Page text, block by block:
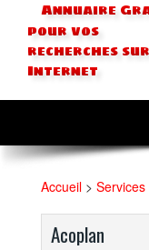
Annuaire
pour vos
recherches sur
Internet
Accueil >
Acoplan